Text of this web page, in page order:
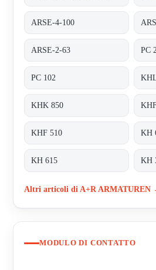
ARSE-4-100
ARSE-2-63 PC
PC 102
KHK 850
KHF 510 KH
KH 615 KH
Altri articoli di A+R ARMATUREN
MODULO DI CONTATTO